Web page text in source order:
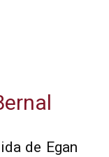
de Egan